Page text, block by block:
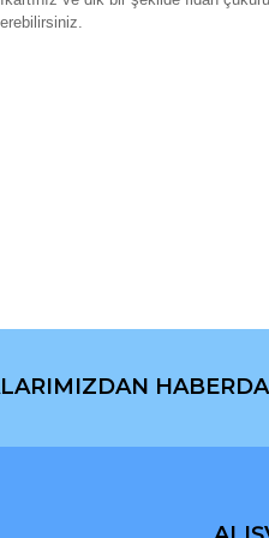
bilgisi, resim, ürün